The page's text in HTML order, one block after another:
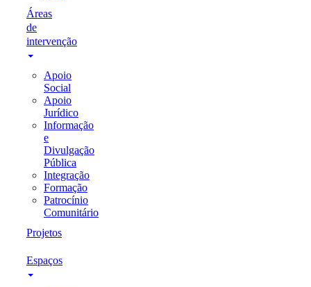
Áreas
de
intervenção
Apoio
Social
Apoio
Jurídico
Informação
e
Divulgação
Pública
Integração
Formação
Patrocínio
Comunitário
Projetos
Espaços